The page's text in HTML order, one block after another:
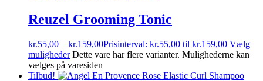
Reuzel Grooming Tonic
kr.55,00 – kr.159,00Prisinterval: kr.55,00 til kr.159,00 Vælg
muligheder Dette vare har flere varianter. Mulighederne kan
vælges på varesiden
Tilbud!